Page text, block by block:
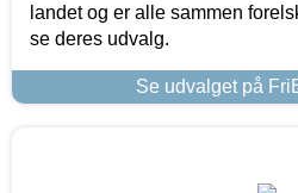
landet og er alle sammen
se deres udvalg.
Se udvalget på